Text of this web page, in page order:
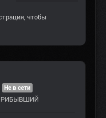
, чтобы
Не в сети